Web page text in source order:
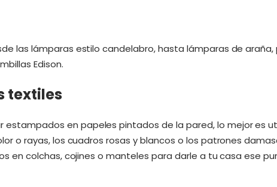
las lámparas estilo candelabro, hasta lámparas de
Edison.
textiles
estampados en papeles pintados de la pared, lo mejor es
o rayas, los cuadros rosas y blancos o los patrones
en colchas, cojines o manteles para darle a tu casa ese